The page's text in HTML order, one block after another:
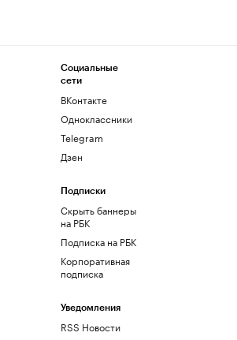
Социальные
сети
ВКонтакте
Одноклассники
Telegram
Дзен
Подписки
Скрыть баннеры
на РБК
Подписка на РБК
Корпоративная
подписка
Уведомления
RSS Новости